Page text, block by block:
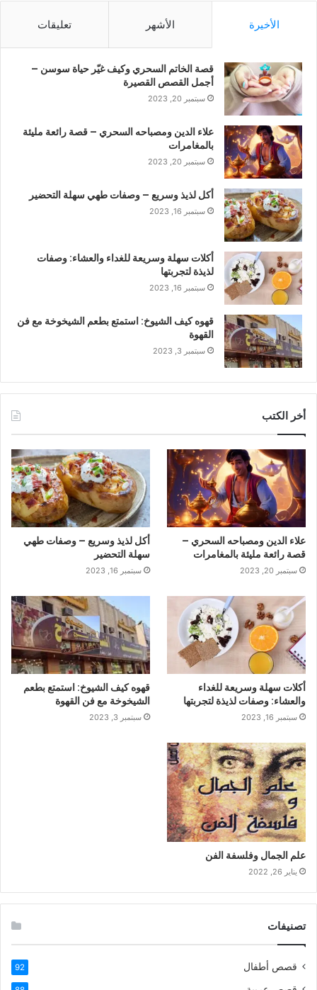
الأخيرة الأشهر تعليقات
قصة الخاتم السحري وكيف غيّر حياة سوسن –
أجمل القصص القصيرة
سبتمبر 20, 2023
علاء الدين ومصباحه السحري – قصة رائعة مليئة
بالمغامرات
سبتمبر 20, 2023
أكل لذيذ وسريع – وصفات طهي سهلة التحضير
سبتمبر 16, 2023
أكلات سهلة وسريعة للغداء والعشاء: وصفات
لذيذة لتجربتها
سبتمبر 16, 2023
قهوه كيف الشيوخ: استمتع بطعم الشيخوخة مع فن
القهوة
سبتمبر 3, 2023
أخر الكتب
علاء الدين ومصباحه السحري –
قصة رائعة مليئة بالمغامرات
سبتمبر 20, 2023
أكل لذيذ وسريع – وصفات طهي
سهلة التحضير
سبتمبر 16, 2023
أكلات سهلة وسريعة للغداء
والعشاء: وصفات لذيذة لتجربتها
سبتمبر 16, 2023
قهوه كيف الشيوخ: استمتع بطعم
الشيخوخة مع فن القهوة
سبتمبر 3, 2023
علم الجمال وفلسفة الفن
يناير 26, 2022
تصنيفات
قصص أطفال 92